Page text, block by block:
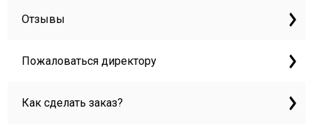
Отзывы
Пожаловаться директору
Как сделать заказ?